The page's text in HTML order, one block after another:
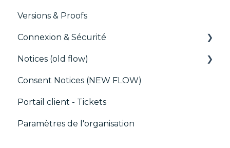
CMP / Configuration des tags
CMP / Data Privacy pour les éditeurs
CMP / Implémenter une bannière de
Versions & Proofs
Connexion & Sécurité
SSO
Utilisateurs, Équipes et Permissions
Notices (old flow)
Déploiement et tests
Consent Notices (NEW FLOW)
Portail client - Tickets
Paramètres de l'organisation